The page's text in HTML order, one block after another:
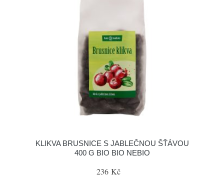
KLIKVA BRUSNICE S JABLEČNOU ŠŤÁVOU
400 G BIO BIO NEBIO
236 Kč